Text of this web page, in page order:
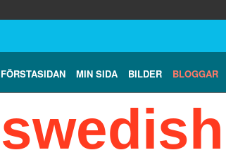
FÖRSTASIDAN MIN SIDA BILDER BLOGGAR